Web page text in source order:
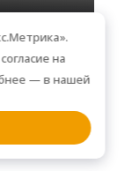
на
— в нашей